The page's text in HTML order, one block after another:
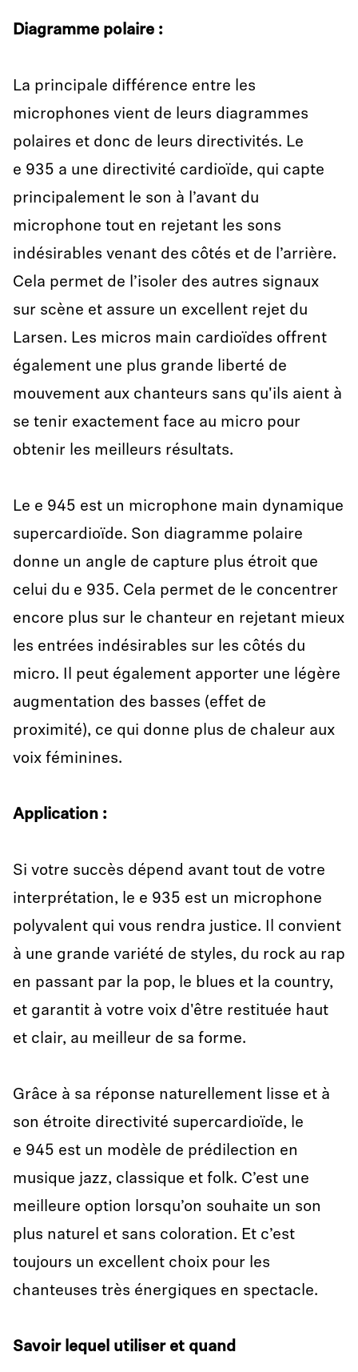
Diagramme polaire :
La principale différence entre les
microphones vient de leurs diagrammes
polaires et donc de leurs directivités. Le
e 935 a une directivité cardioïde, qui capte
principalement le son à l’avant du
microphone tout en rejetant les sons
indésirables venant des côtés et de l’arrière.
Cela permet de l’isoler des autres signaux
sur scène et assure un excellent rejet du
Larsen. Les micros main cardioïdes offrent
également une plus grande liberté de
mouvement aux chanteurs sans qu'ils aient à
se tenir exactement face au micro pour
obtenir les meilleurs résultats.
Le e 945 est un microphone main dynamique
supercardioïde. Son diagramme polaire
donne un angle de capture plus étroit que
celui du e 935. Cela permet de le concentrer
encore plus sur le chanteur en rejetant mieux
les entrées indésirables sur les côtés du
micro. Il peut également apporter une légère
augmentation des basses (effet de
proximité), ce qui donne plus de chaleur aux
voix féminines.
Application :
Si votre succès dépend avant tout de votre
interprétation, le e 935 est un microphone
polyvalent qui vous rendra justice. Il convient
à une grande variété de styles, du rock au rap
en passant par la pop, le blues et la country,
et garantit à votre voix d'être restituée haut
et clair, au meilleur de sa forme.
Grâce à sa réponse naturellement lisse et à
son étroite directivité supercardioïde, le
e 945 est un modèle de prédilection en
musique jazz, classique et folk. C’est une
meilleure option lorsqu’on souhaite un son
plus naturel et sans coloration. Et c’est
toujours un excellent choix pour les
chanteuses très énergiques en spectacle.
Savoir lequel utiliser et quand